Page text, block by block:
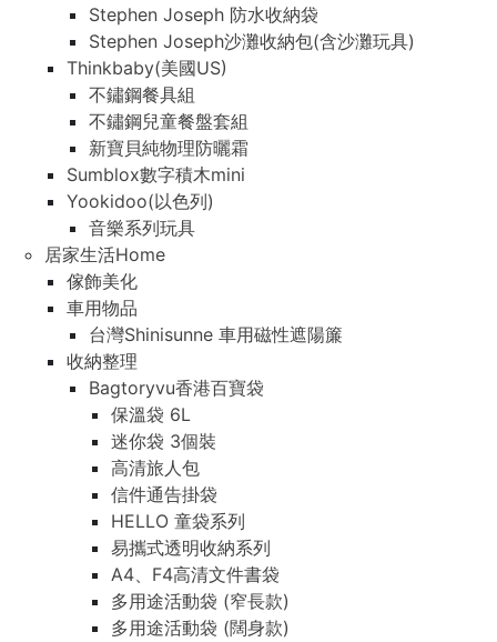
Stephen Joseph 防水收納袋
Stephen Joseph沙灘收納包(含沙灘玩具)
Thinkbaby(美國US)
不鏽鋼餐具組
不鏽鋼兒童餐盤套組
新寶貝純物理防曬霜
Sumblox數字積木mini
Yookidoo(以色列)
音樂系列玩具
居家生活Home
傢飾美化
車用物品
台灣Shinisunne 車用磁性遮陽簾
收納整理
Bagtoryvu香港百寶袋
保溫袋 6L
迷你袋 3個裝
高清旅人包
信件通告掛袋
HELLO 童袋系列
易攜式透明收納系列
A4、F4高清文件書袋
多用途活動袋 (窄長款)
多用途活動袋 (闊身款)